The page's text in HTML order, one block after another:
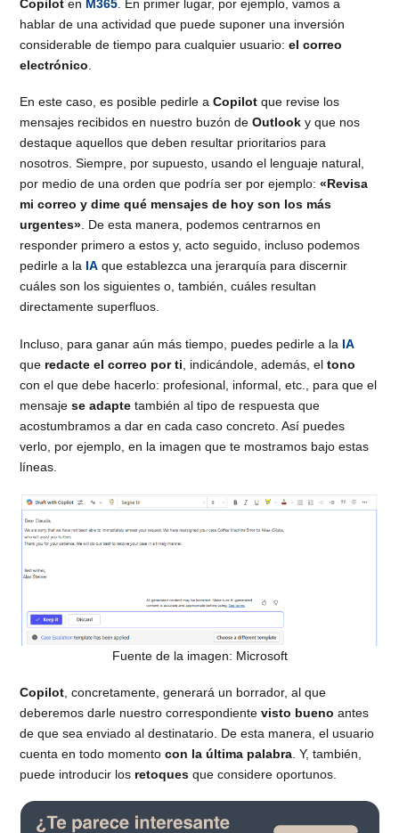
Copilot en M365. En primer lugar, por ejemplo, vamos a
hablar de una actividad que puede suponer una inversión
considerable de tiempo para cualquier usuario:el correo
electrónico.
En este caso, es posible pedirle aCopilot que revise los
mensajes recibidos en nuestro buzón de Outlook y que nos
destaque aquellos que deben resultar prioritarios para
nosotros. Siempre, por supuesto, usando el lenguaje natural,
por medio de una orden que podría ser por ejemplo:«Revisa
mi correo y dime qué mensajes de hoy son los más
urgentes». De esta manera, podemos centrarnos en
responder primero a estos y, acto seguido, incluso podemos
pedirle a la IA que establezca una jerarquía para discernir
cuáles son los siguientes o, también, cuáles resultan
directamente superfluos.
Incluso, para ganar aún más tiempo, puedes pedirle a la IA
que redacte el correo por ti , indicándole, además, el tono
con el que debe hacerlo: profesional, informal, etc., para que el
mensajese adapte también al tipo de respuesta que
acostumbramos a dar en cada caso concreto. Así puedes
verlo, por ejemplo, en la imagen que te mostramos bajo estas
líneas.
Fuente de la imagen: Microsoft
Copilot , concretamente, generará un borrador, al que
deberemos darle nuestro correspondiente visto bueno antes
de que sea enviado al destinatario. De esta manera, el usuario
cuenta en todo momentocon la última palabra . Y, también,
puede introducir los retoques que considere oportunos.